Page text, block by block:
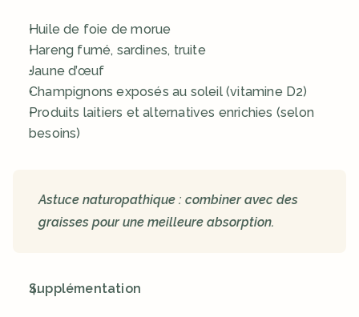
Huile de foie de morue
Hareng fumé, sardines, truite
Jaune d’œuf
Champignons exposés au soleil (vitamine D2)
Produits laitiers et alternatives enrichies (selon
besoins)
Astuce naturopathique : combiner avec des
graisses pour une meilleure absorption.
Supplémentation